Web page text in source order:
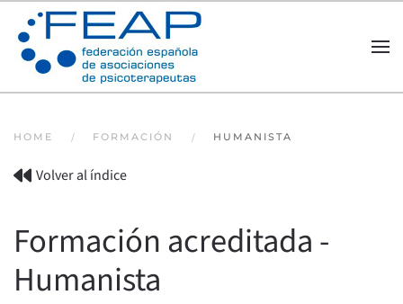
Skip to main content
HOME FORMACIÓN HUMANISTA
Volver al índice
Formación acreditada -
Humanista